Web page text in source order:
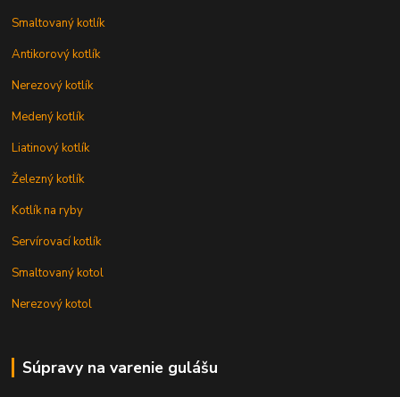
Smaltovaný kotlík
Antikorový kotlík
Nerezový kotlík
Medený kotlík
Liatinový kotlík
Železný kotlík
Kotlík na ryby
Servírovací kotlík
Smaltovaný kotol
Nerezový kotol
Súpravy na varenie gulášu